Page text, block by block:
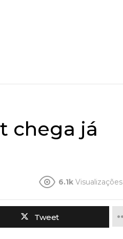
chega já
6.1k Visualizações
Tweet